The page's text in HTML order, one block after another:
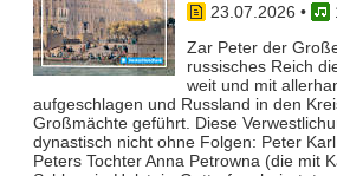
23.07.2026 •
Zar Peter der
russisches Reich
weit und mit
aufgeschlagen und Russland in den
Großmächte geführt. Diese
dynastisch nicht ohne Folgen: Peter
Peters Tochter Anna Petrowna (die mit